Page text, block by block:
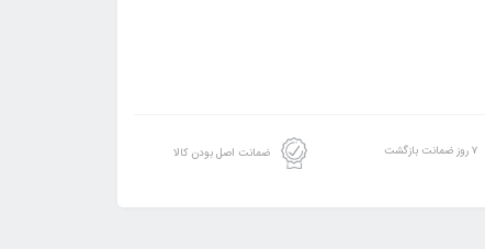
۷ روز ضمانت بازگشت ضمانت اصل بودن کالا